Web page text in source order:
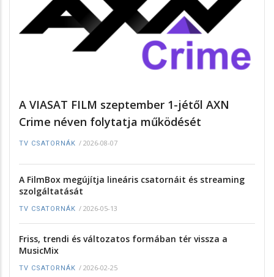
A VIASAT FILM szeptember 1-jétől AXN
Crime néven folytatja működését
TV CSATORNÁK / 2026-08-07
A FilmBox megújítja lineáris csatornáit és streaming
szolgáltatását
TV CSATORNÁK / 2026-05-13
Friss, trendi és változatos formában tér vissza a
MusicMix
TV CSATORNÁK / 2026-02-25